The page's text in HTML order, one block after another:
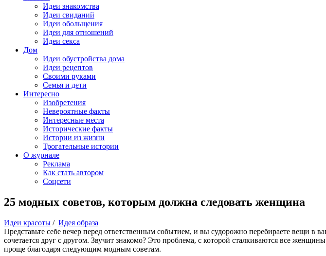
Идеи знакомства
Идеи свиданий
Идеи обольщения
Идеи для отношений
Идеи секса
Дом
Идеи обустройства дома
Идеи рецептов
Своими руками
Семья и дети
Интересно
Изобретения
Невероятные факты
Интересные места
Исторические факты
Истории из жизни
Трогательные истории
О журнале
Реклама
Как стать автором
Соцсети
25 модных советов, которым должна следовать женщина
Идеи красоты / Идея образа
Представьте себе вечер перед ответственным событием, и вы судорожно перебираете вещи в
сочетается друг с другом. Звучит знакомо? Это проблема, с которой сталкиваются все
проще благодаря следующим модным советам.